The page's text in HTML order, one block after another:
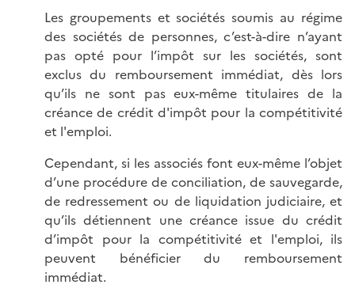
Les groupements et sociétés soumis au régime
des sociétés de personnes, c’est-à-dire n’ayant
pas opté pour l’impôt sur les sociétés, sont
exclus du remboursement immédiat, dès lors
qu’ils ne sont pas eux-même titulaires de la
créance de crédit d'impôt pour la compétitivité
et l'emploi.
Cependant, si les associés font eux-même l’objet
d’une procédure de conciliation, de sauvegarde,
de redressement ou de liquidation judiciaire, et
qu’ils détiennent une créance issue du crédit
d’impôt pour la compétitivité et l'emploi, ils
peuvent bénéficier du remboursement
immédiat.